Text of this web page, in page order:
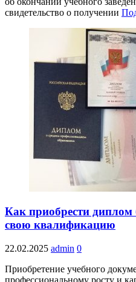
свидетельство о получении
Как приобрести диплом
свою квалификацию
22.02.2025 admin 0
Приобретение учебного
профессиональному росту и